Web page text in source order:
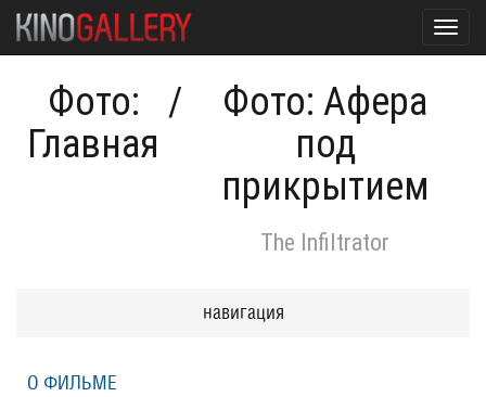
Фото:
Главная
/
Фото: Афера
под
прикрытием
The Infiltrator
навигация
О ФИЛЬМЕ